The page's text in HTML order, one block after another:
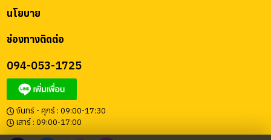
ช่องทางติดต่อ
094-053-1725
จันทร์ - ศุกร์ : 09:00-17:30
เสาร์ : 09:00-17:00
นโยบาย